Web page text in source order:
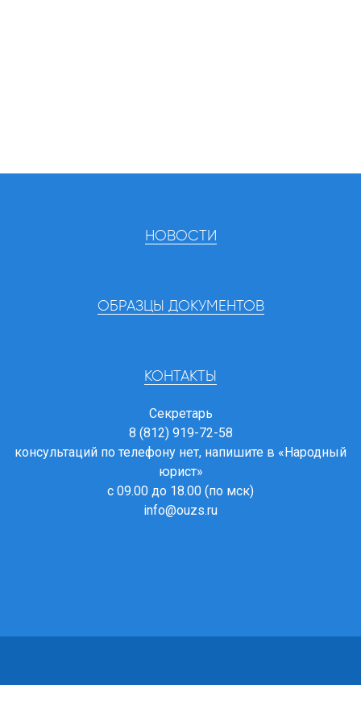
НОВОСТИ
ОБРАЗЦЫ ДОКУМЕНТОВ
КОНТАКТЫ
Секретарь
8 (812) 919-72-58
консультаций по телефону нет, напишите в «Народный
юрист»
с 09.00 до 18.00 (по мск)
info@ouzs.ru